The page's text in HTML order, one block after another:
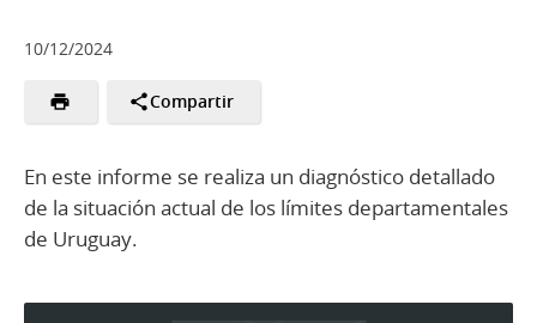
10/12/2024
Compartir
En este informe se realiza un diagnóstico detallado
de la situación actual de los límites departamentales
de Uruguay.